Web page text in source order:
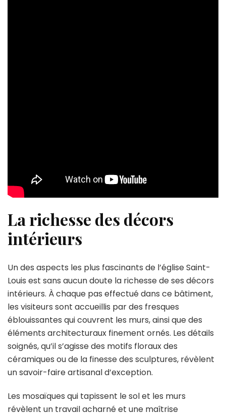
La richesse des décors
intérieurs
Un des aspects les plus fascinants de l’église Saint-
Louis est sans aucun doute la richesse de ses décors
intérieurs. À chaque pas effectué dans ce bâtiment,
les visiteurs sont accueillis par des fresques
éblouissantes qui couvrent les murs, ainsi que des
éléments architecturaux finement ornés. Les détails
soignés, qu’il s’agisse des motifs floraux des
céramiques ou de la finesse des sculptures, révèlent
un savoir-faire artisanal d’exception.
Les mosaïques qui tapissent le sol et les murs
révèlent un travail acharné et une maîtrise